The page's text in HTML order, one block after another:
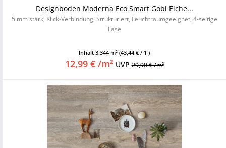
Designboden Moderna Eco Smart Gobi Eiche...
5 mm stark, Klick-Verbindung, Strukturiert, Feuchtraumgeeignet, 4-seitige
Fase
Inhalt 3.344 m² (43,44 € / 1 )
12,99 € /m² UVP29,90 € /m²